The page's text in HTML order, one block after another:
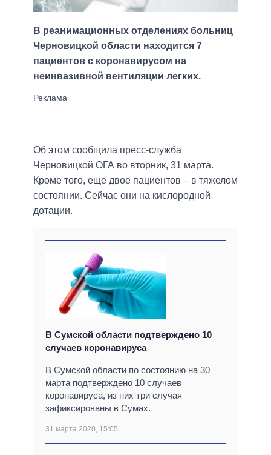
В реанимационных отделениях больниц
Черновицкой области находится 7
пациентов с коронавирусом на
неинвазивной вентиляции легких.
Об этом сообщила пресс-служба
Черновицкой ОГА во вторник, 31 марта.
Кроме того, еще двое пациентов – в тяжелом
состоянии. Сейчас они на кислородной
дотации.
В Сумской области подтверждено 10
случаев коронавируса
В Сумской области по состоянию на 30
марта подтверждено 10 случаев
коронавируса, из них три случая
зафиксированы в Сумах.
31 марта 2020, 15:05